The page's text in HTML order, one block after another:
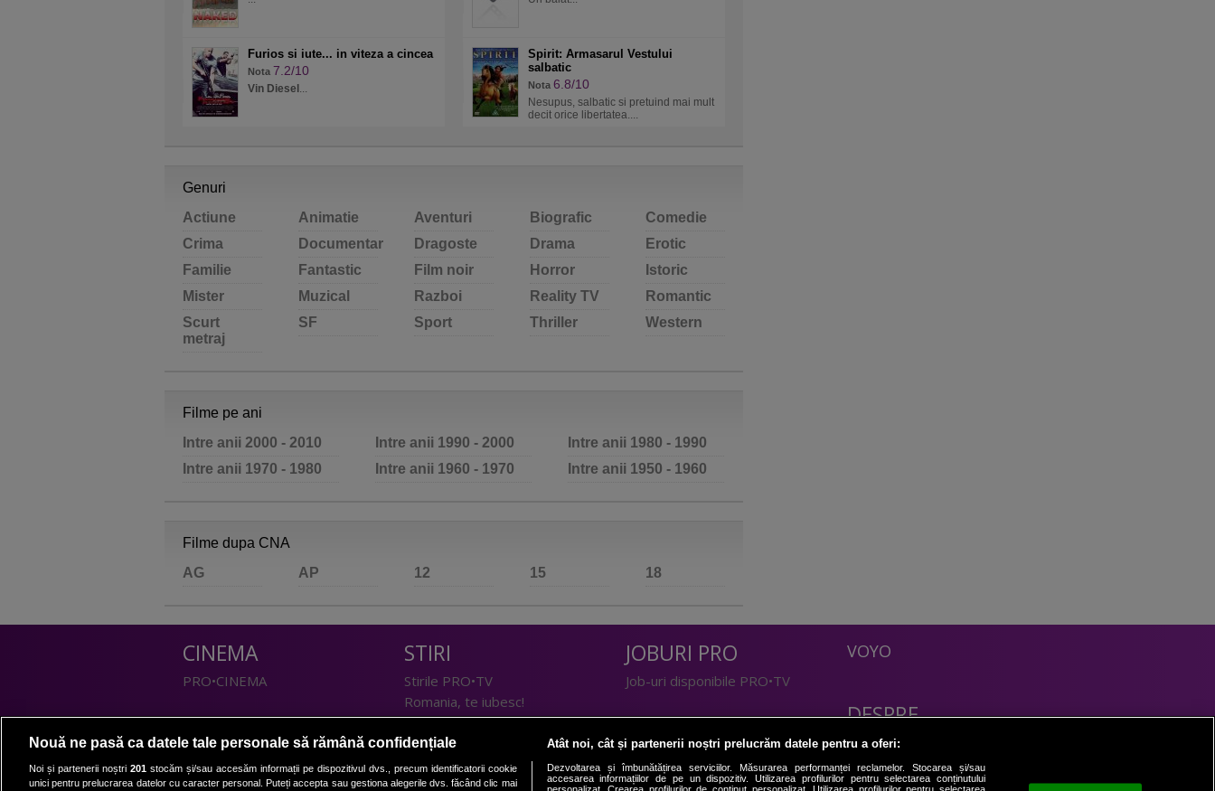
Furios si iute... in viteza a cincea
Nota 7.2/10
Vin Diesel ...
Spirit: Armasarul Vestului
salbatic
Nota 6.8/10
Nesupus, salbatic si pretuind mai mult
decit orice libertatea....
Genuri
Actiune
Animatie Aventuri Biografic
Comedie
Crima
Documentar Dragoste Drama
Erotic
Familie
Fantastic Film noir Horror
Istoric
Mister
Muzical Razboi Reality TV
Romantic
Scurt
metraj
SF Sport Thriller Western
Filme pe ani
Intre anii 2000 - 2010
Intre anii 1990 - 2000
Intre anii 1980 - 1990
Intre anii 1970 - 1980
Intre anii 1960 - 1970 Intre anii 1950 - 1960
Filme dupa CNA
AG
AP 12 15 18
CINEMA
PRO•CINEMA
DIVERTISMENT
PRO•TV
STIRI
Stirile PRO•TV
Romania, te iubesc!
TEHNOLOGIE
JOBURI PRO
Job-uri disponibile PRO•TV
LIFESTYLE
Doctor de Bine
VOYO
DESPRE
Politica Confidentialitate
Contact
Nouă ne pasă ca datele tale personale să rămână confidențiale
Noi și partenerii noștri 201stocăm și/sau accesăm informații pe dispozitivul dvs., precum identificatorii cookie
unici pentru prelucrarea datelor cu caracter personal. Puteți accepta sau gestiona alegerile dvs. făcând clic mai
Atât noi, cât și partenerii noștri prelucrăm datele pentru a oferi:
Dezvoltarea și îmbunătățirea serviciilor. Măsurarea performanței reclamelor. Stocarea și/sau
accesarea informațiilor de pe un dispozitiv. Utilizarea profilurilor pentru selectarea conținutului